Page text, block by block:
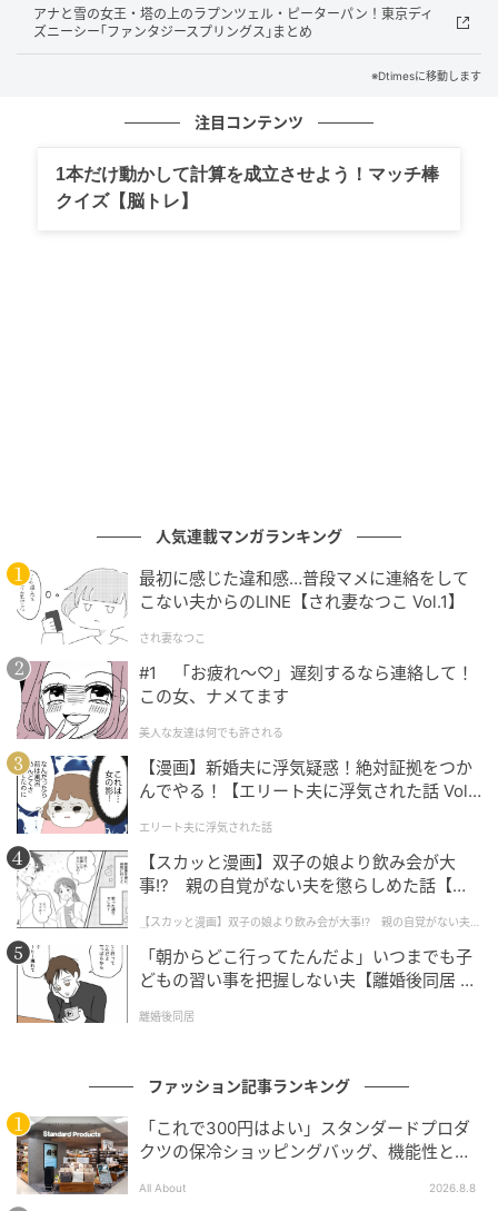
M78星雲光の国の世界観を継承しつつ、昭和のウルト
ラヒーロー・怪獣も登場する内容が幼年層から往年の
収録音声はウルトラ兄弟の劇中セリフや、ウルトラマ
ンメビウスの各形態の必殺技音、掛け声、メビウスイ
ンフィニティーの変身時音声など多岐にわたります。
セット内容はメビウスブレス本体・専用台座・ベルト
の3点構成で、台座に飾ればコレクションアイテムとし
ても映えます。
通常版とは一線を画くメビウスインフィニティーの特
別カラーが、コレクションとしての特別感を際立たせ
ています。
振動センサーとクリスタルサークルの組み合わせによ
り、劇中そのままの変身体験が楽しめます。
ウルトラ兄弟の劇中セリフから必殺技音まで豊富な音
メビウスブレス メビウスインフィニティーVer.の紹介
でした。
アナと雪の女王・塔の上のラプンツェル・ピーターパン！東京ディ
ズニーシー｢ファンタジースプリングス｣まとめ
※Dtimesに移動します
注目コンテンツ
1本だけ動かして計算を成立させよう！マッチ棒
クイズ【脳トレ】
人気連載マンガランキング
最初に感じた違和感…普段マメに連絡をして
こない夫からのLINE【され妻なつこ Vol.1】
され妻なつこ
#1 「お疲れ〜♡」遅刻するなら連絡して！
この女、ナメてます
美人な友達は何でも許される
【漫画】新婚夫に浮気疑惑！絶対証拠をつか
んでやる！【エリート夫に浮気された話 Vol.
エリート夫に浮気された話
【スカッと漫画】双子の娘より飲み会が大
事!? 親の自覚がない夫を懲らしめた話【第1
【スカッと漫画】双子の娘より飲み会が大事!? 親の自覚がない夫を
懲らしめた話
「朝からどこ行ってたんだよ」いつまでも子
どもの習い事を把握しない夫【離婚後同居 Vo
離婚後同居
ファッション記事ランキング
「これで300円はよい」スタンダードプロダ
クツの保冷ショッピングバッグ、機能性とデ
All About 2026.8.8